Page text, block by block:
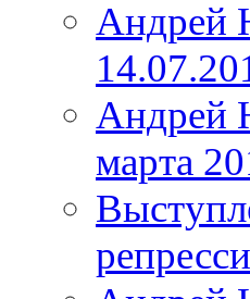
Андрей
Андрей
марта